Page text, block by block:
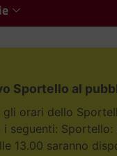
Sportello al
gli orari dello
i seguenti:
13.00 saranno